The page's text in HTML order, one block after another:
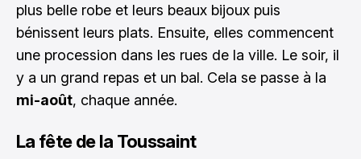
plus belle robe et leurs beaux bijoux puis
bénissent leurs plats. Ensuite, elles commencent
une procession dans les rues de la ville. Le soir, il
y a un grand repas et un bal. Cela se passe à la
mi-août, chaque année.
La fête de la Toussaint